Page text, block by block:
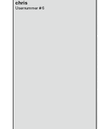
chris
Usernummer # 6